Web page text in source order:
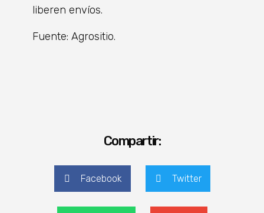
liberen envíos.
Fuente: Agrositio.
Compartir:
Facebook Twitter